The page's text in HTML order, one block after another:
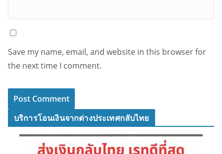
Save my name, email, and website in this browser for
the next time I comment.
บริการโอนเงินจากต่างประเทศกลับไทย